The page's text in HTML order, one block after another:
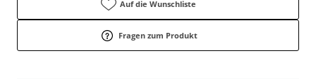
Auf die Wunschliste
Fragen zum Produkt